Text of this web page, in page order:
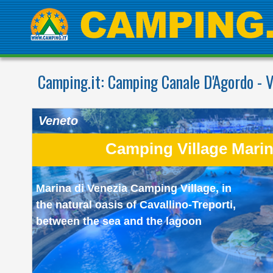
Camping.it: Camping Canale D'Agordo -
Camping Village
Veneto
Marina di Venezia Camping Village, in
the natural oasis of Cavallino-Treporti,
between the sea and the lagoon